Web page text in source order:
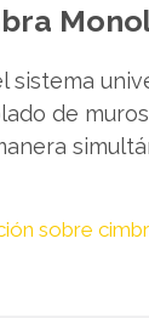
sistema
de
sobre